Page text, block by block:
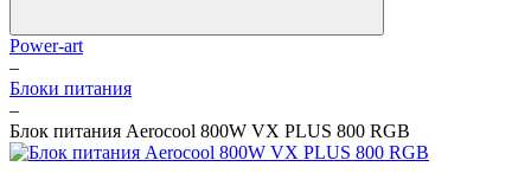
Power-art
–
Блоки питания
–
Блок питания Aerocool 800W VX PLUS 800 RGB